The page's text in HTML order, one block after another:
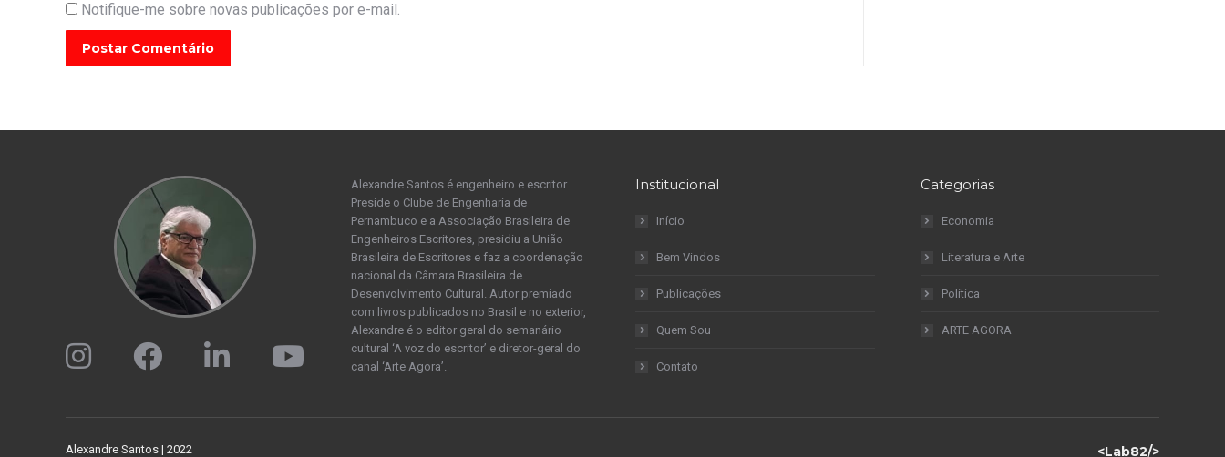
Notifique-me sobre novas publicações por e-mail.
Postar Comentário
Alexandre Santos é engenheiro e escritor.
Preside o Clube de Engenharia de
Pernambuco e a Associação Brasileira de
Engenheiros Escritores, presidiu a União
Brasileira de Escritores e faz a coordenação
nacional da Câmara Brasileira de
Desenvolvimento Cultural. Autor premiado
com livros publicados no Brasil e no exterior,
Alexandre é o editor geral do semanário
cultural ‘A voz do escritor’ e diretor-geral do
canal ‘Arte Agora’.
Institucional
Início
Bem Vindos
Publicações
Quem Sou
Contato
Categorias
Economia
Literatura e Arte
Política
ARTE AGORA
Alexandre Santos | 2022 <Lab82/>